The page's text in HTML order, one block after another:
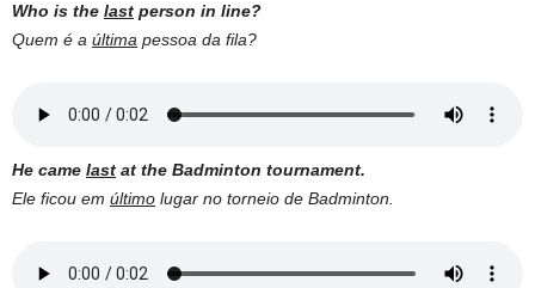
Who is the last person in line?
Quem é a última pessoa da fila?
He came last at the Badminton tournament.
Ele ficou em último lugar no torneio de Badminton.